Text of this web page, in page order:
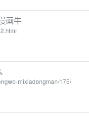
画牛
mixiadongman/175/